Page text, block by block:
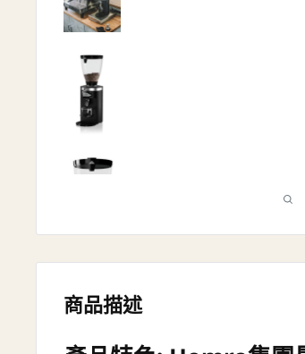
商品描述